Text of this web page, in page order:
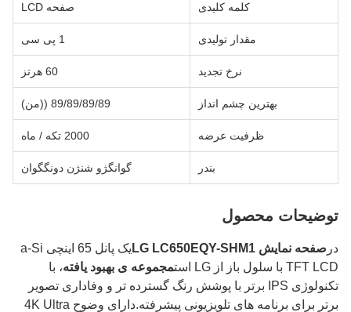
کلمه کلیدی صفحه LCD
مقدار تولیدی
نرخ تجدید 60 هرتز
بهترین چشم انداز 89/89/89/89 ((من)
ظرفیت عرضه 2000 تکه / ماه
بندر گوانگژو شنژن دونگگوان
توضیحات محصول
درصفحه نمایش LG LC650EQY-SHM1
یک پانل 65 اینچی a-Si
TFT LCD با سلول باز از LG است
مجموعه ی بهبود یافته، با
تکنولوژی IPS برتر با پوشش رنگ گسترده تر و وفاداری تصویر
برتر برای برنامه های تلویزیونی پیشرفته.دارای وضوح 4K Ultra